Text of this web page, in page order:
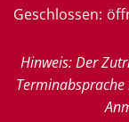
Klicken, um
Geschlossen:
Hinweis: Der